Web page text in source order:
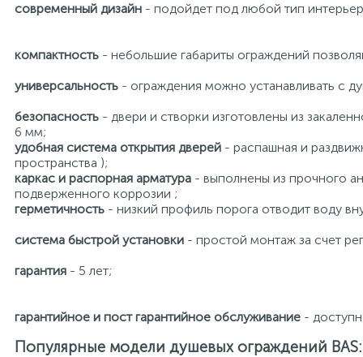
современный дизайн - подойдет под любой тип
компактность - небольшие габариты ограждений
универсальность - ограждения можно устанавливать с
безопасность - двери и створки изготовлены из
6 мм;
удобная система открытия дверей - распашная и
пространства );
каркас и распорная арматура - выполнены из прочного
подверженного коррозии ;
герметичность - низкий профиль порога отводит воду
система быстрой установки - простой монтаж за счет
гарантия - 5 лет;
гарантийное и пост гарантийное обслуживание -
Популярные модели душевых ограждений BAS: